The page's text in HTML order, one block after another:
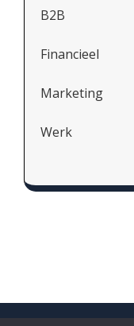
B2B
Financieel
Marketing
Werk